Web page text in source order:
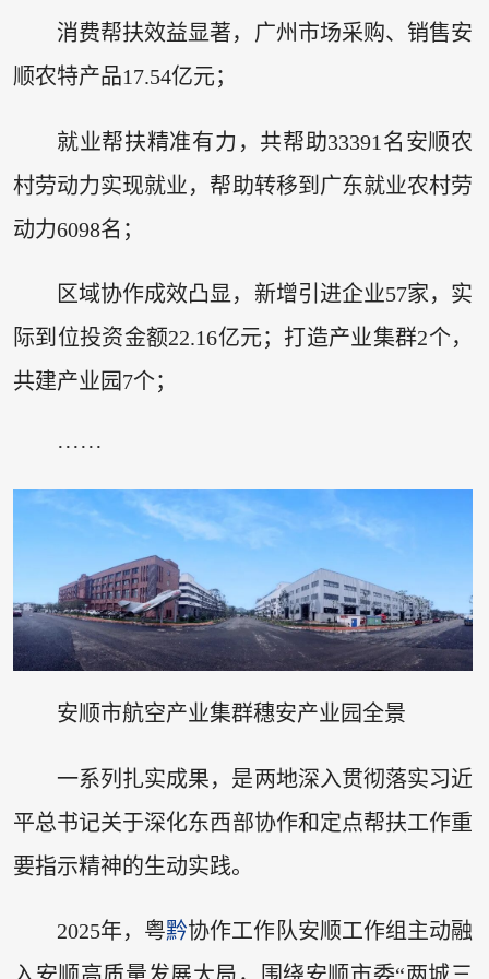
消费帮扶效益显著，广州市场采购、销售安
顺农特产品17.54亿元；
就业帮扶精准有力，共帮助33391名安顺农
村劳动力实现就业，帮助转移到广东就业农村劳
动力6098名；
区域协作成效凸显，新增引进企业57家，实
际到位投资金额22.16亿元；打造产业集群2个，
共建产业园7个；
······
安顺市航空产业集群穗安产业园全景
一系列扎实成果，是两地深入贯彻落实习近
平总书记关于深化东西部协作和定点帮扶工作重
要指示精神的生动实践。
2025年，粤黔协作工作队安顺工作组主动融